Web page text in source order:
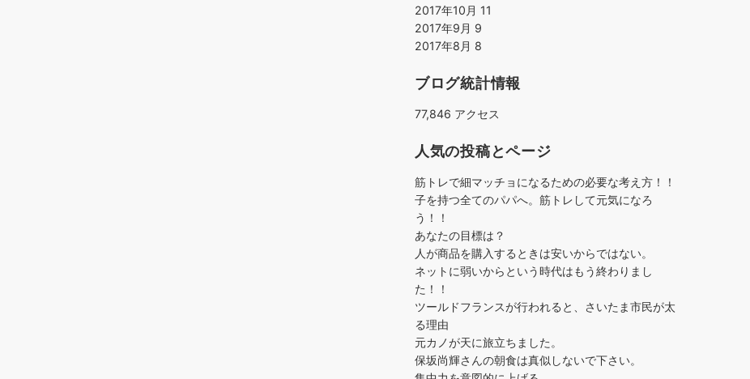
2017年10月 11
2017年9月 9
2017年8月 8
ブログ統計情報
77,846 アクセス
人気の投稿とページ
筋トレで細マッチョになるための必要な考え方！！
子を持つ全てのパパへ。筋トレして元気になろ
う！！
あなたの目標は？
人が商品を購入するときは安いからではない。
ネットに弱いからという時代はもう終わりまし
た！！
ツールドフランスが行われると、さいたま市民が太
る理由
元カノが天に旅立ちました。
保坂尚輝さんの朝食は真似しないで下さい。